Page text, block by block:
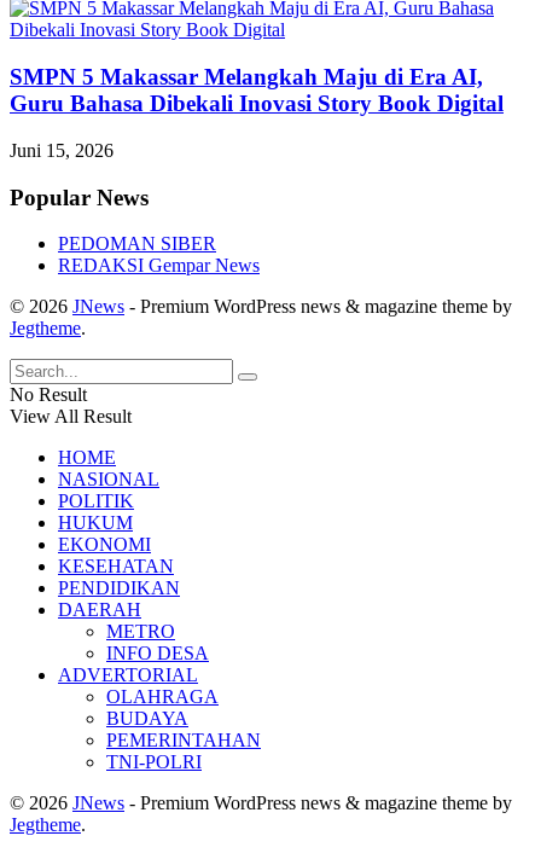
SMPN 5 Makassar Melangkah Maju di Era AI,
Guru Bahasa Dibekali Inovasi Story Book Digital
Juni 15, 2026
Popular News
PEDOMAN SIBER
REDAKSI Gempar News
© 2026 JNews - Premium WordPress news & magazine theme by
Jegtheme.
No Result
View All Result
HOME
NASIONAL
POLITIK
HUKUM
EKONOMI
KESEHATAN
PENDIDIKAN
DAERAH
METRO
INFO DESA
ADVERTORIAL
OLAHRAGA
BUDAYA
PEMERINTAHAN
TNI-POLRI
© 2026 JNews - Premium WordPress news & magazine theme by
Jegtheme.